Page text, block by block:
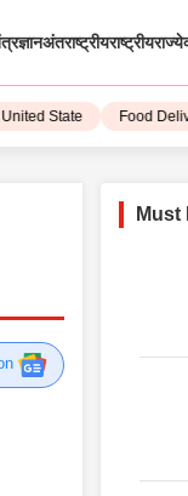
अंतराष्ट्रीयराष्ट्रीयराज्ये
State Food Delivery
Must